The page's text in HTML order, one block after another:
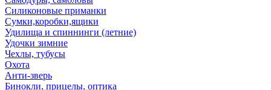
Силиконовые приманки
Сумки,коробки,ящики
Удилища и спиннинги (летние)
Удочки зимние
Чехлы, тубусы
Охота
Анти-зверь
Бинокли, прицелы, оптика